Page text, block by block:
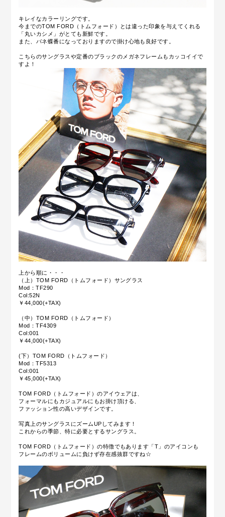
キレイなカラーリングです。
今までのTOM FORD（トムフォード）とは違った印象を与えてくれる
「丸いカシメ」がとても新鮮です。
また、バネ蝶番になっておりますので掛け心地も良好です。
こちらのサングラスや定番のブラックのメガネフレームもカッコイイで
すよ！
上から順に・・・
（上）TOM FORD（トムフォード）サングラス
Mod：TF290
Col:52N
￥44,000(+TAX)
（中）TOM FORD（トムフォード）
Mod：TF4309
Col:001
￥44,000(+TAX)
(下）TOM FORD（トムフォード）
Mod：TF5313
Col:001
￥45,000(+TAX)
TOM FORD（トムフォード）のアイウェアは、
フォーマルにもカジュアルにもお掛け頂ける、
ファッション性の高いデザインです。
写真上のサングラスにズームUPしてみます！
これからの季節、特に必要とするサングラス。
TOM FORD（トムフォード）の特徴でもあります「T」のアイコンも
フレームのボリュームに負けず存在感抜群ですね☆